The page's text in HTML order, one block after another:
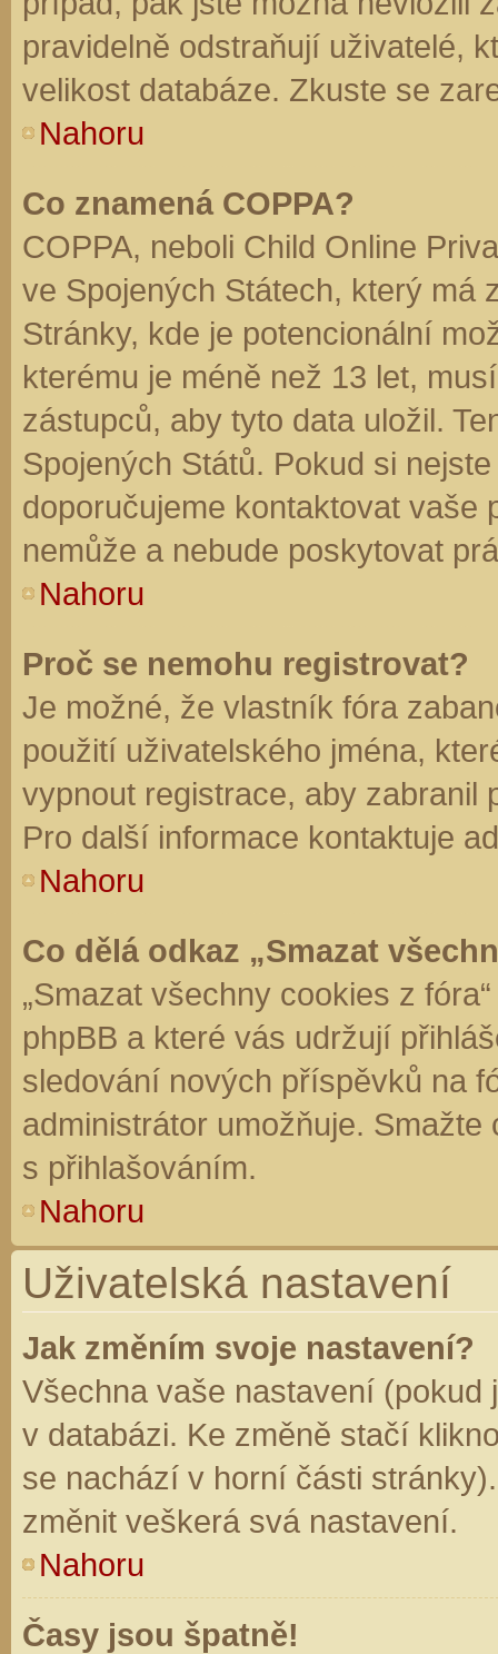
pravidelně odstraňují uživatelé,
velikost databáze. Zkuste se
Nahoru
Co znamená COPPA?
COPPA, neboli Child Online
ve Spojených Státech, který má
Stránky, kde je potencionální
kterému je méně než 13 let,
zástupců, aby tyto data uložil.
Spojených Států. Pokud si
doporučujeme kontaktovat vaše
nemůže a nebude poskytovat
Nahoru
Proč se nemohu registrovat?
Je možné, že vlastník fóra
použití uživatelského jména,
vypnout registrace, aby zabranil
Pro další informace kontaktuje
Nahoru
Co dělá odkaz „Smazat
„Smazat všechny cookies z
phpBB a které vás udržují
sledování nových příspěvků na
administrátor umožňuje.
s přihlašováním.
Nahoru
Uživatelská nastavení
Jak změním svoje nastavení?
Všechna vaše nastavení (pokud
v databázi. Ke změně stačí
se nachází v horní části
změnit veškerá svá nastavení.
Nahoru
Časy jsou špatně!